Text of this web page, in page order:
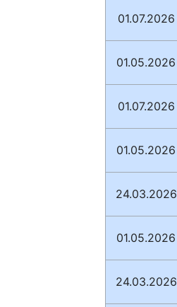
01.07.2026
01.05.2026
01.07.2026
01.05.2026
24.03.2026
01.05.2026
24.03.2026